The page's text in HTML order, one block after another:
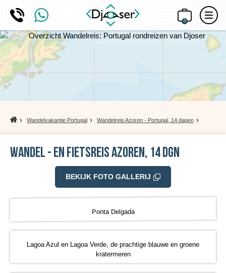
0
Home Wandelvakantie Portugal Wandelreis Azoren - Portugal, 14 dagen
Wandel - en Fietsreis Azoren, 14 dgn
BEKIJK FOTO GALLERIJ
Ponta Delgada
Lagoa Azul en Lagoa Verde, de prachtige blauwe en groene
kratermeren